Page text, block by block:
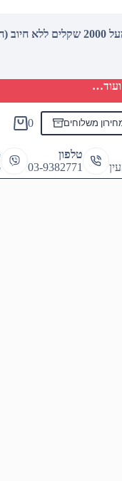
ועוד…
משלוחים 0
טלפון
03-9382771